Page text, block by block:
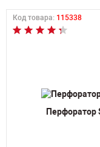
Код товара: 115338
Перфоратор